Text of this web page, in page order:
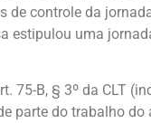
de controle da
estipulou uma
75-B, § 3º da CLT
parte do trabalho